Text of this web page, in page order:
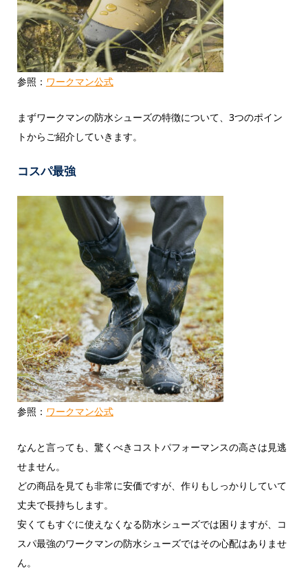
参照： ワークマン公式
まずワークマンの防水シューズの特徴について、3つのポイン
トからご紹介していきます。
コスパ最強
参照： ワークマン公式
なんと言っても、驚くべきコストパフォーマンスの高さは見逃
せません。
どの商品を見ても非常に安価ですが、作りもしっかりしていて
丈夫で長持ちします。
安くてもすぐに使えなくなる防水シューズでは困りますが、コ
スパ最強のワークマンの防水シューズではその心配はありませ
ん。